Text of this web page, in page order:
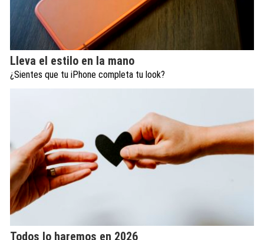
Lleva el estilo en la mano
¿Sientes que tu iPhone completa tu look?
Todos lo haremos en 2026